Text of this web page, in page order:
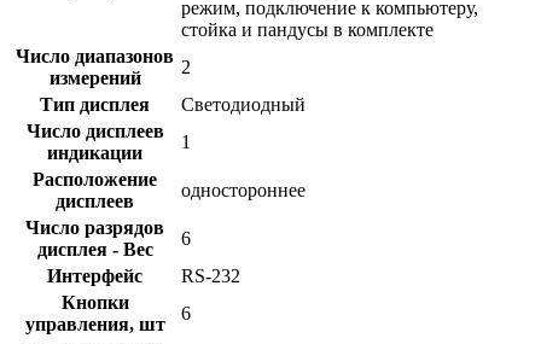
режим, подключение к компьютеру,
стойка и пандусы в комплекте
Число диапазонов
измерений
2
Тип дисплея
Светодиодный
Число дисплеев
индикации
1
Расположение
дисплеев
одностороннее
Число разрядов
дисплея - Вес
6
Интерфейс
RS-232
Кнопки
управления, шт
6